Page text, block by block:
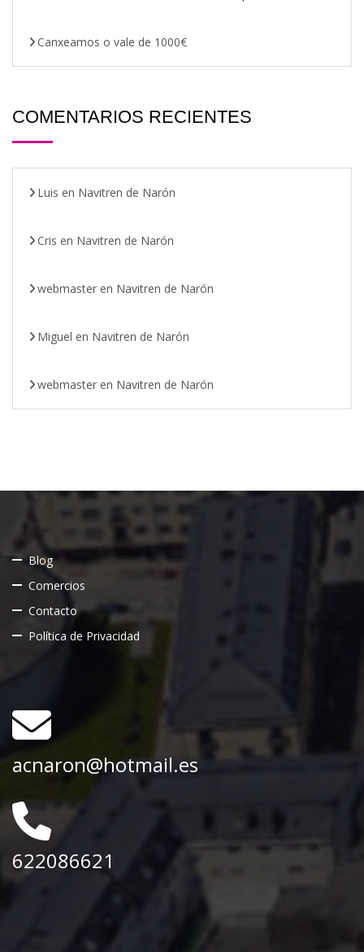
Canxeamos o vale de 1000€
COMENTARIOS RECIENTES
Luis en Navitren de Narón
Cris en Navitren de Narón
webmaster en Navitren de Narón
Miguel en Navitren de Narón
webmaster en Navitren de Narón
Blog
Comercios
Contacto
Política de Privacidad
acnaron@hotmail.es
622086621